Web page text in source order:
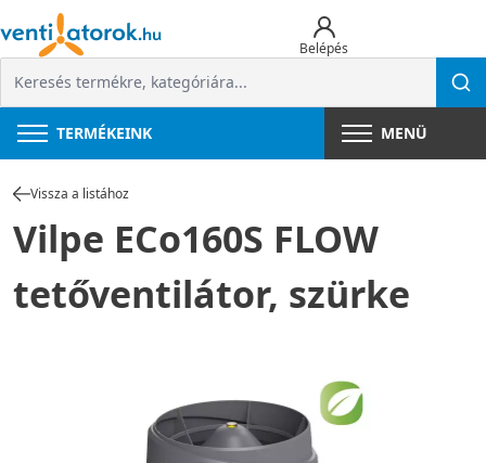
Belépés
TERMÉKEINK MENÜ
Vissza a listához
Vilpe ECo160S FLOW
tetőventilátor, szürke